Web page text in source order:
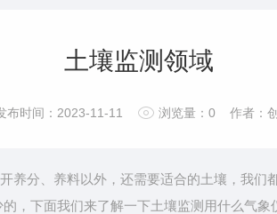
土壤监测领域
布时间：2023-11-11 浏览量： 0 作者：
分、养料以外，还需要适合的土壤，我们
，下面我们来了解一下土壤监测用什么气象